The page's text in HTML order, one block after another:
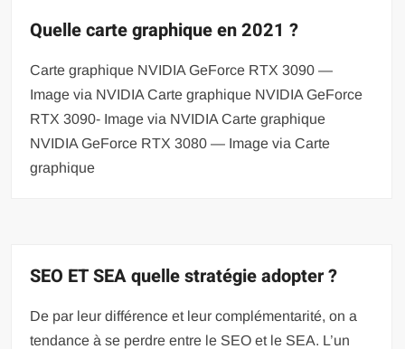
Quelle carte graphique en 2021 ?
Carte graphique NVIDIA GeForce RTX 3090 —
Image via NVIDIA Carte graphique NVIDIA GeForce
RTX 3090- Image via NVIDIA Carte graphique
NVIDIA GeForce RTX 3080 — Image via Carte
graphique
SEO ET SEA quelle stratégie adopter ?
De par leur différence et leur complémentarité, on a
tendance à se perdre entre le SEO et le SEA. L’un